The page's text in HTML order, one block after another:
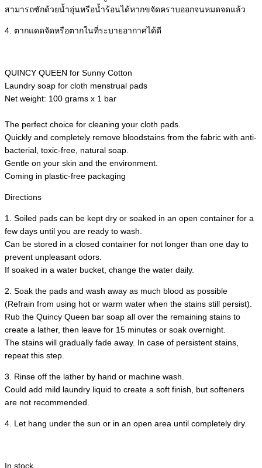
สามารถซักด้วยน้ำอุ่นหรือน้ำร้อนได้หากขจัดคราบออกจนหมดจดแล้ว
4. ตากแดดจัดหรือตากในที่ระบายอากาศได้ดี
QUINCY QUEEN for Sunny Cotton
Laundry soap for cloth menstrual pads
Net weight: 100 grams x 1 bar
The perfect choice for cleaning your cloth pads.
Quickly and completely remove bloodstains from the fabric with anti-
bacterial, toxic-free, natural soap.
Gentle on your skin and the environment.
Coming in plastic-free packaging
Directions
1. Soiled pads can be kept dry or soaked in an open container for a
few days until you are ready to wash.
Can be stored in a closed container for not longer than one day to
prevent unpleasant odors.
If soaked in a water bucket, change the water daily.
2. Soak the pads and wash away as much blood as possible
(Refrain from using hot or warm water when the stains still persist).
Rub the Quincy Queen bar soap all over the remaining stains to
create a lather, then leave for 15 minutes or soak overnight.
The stains will gradually fade away. In case of persistent stains,
repeat this step.
3. Rinse off the lather by hand or machine wash.
Could add mild laundry liquid to create a soft finish, but softeners
are not recommended.
4. Let hang under the sun or in an open area until completely dry.
In stock